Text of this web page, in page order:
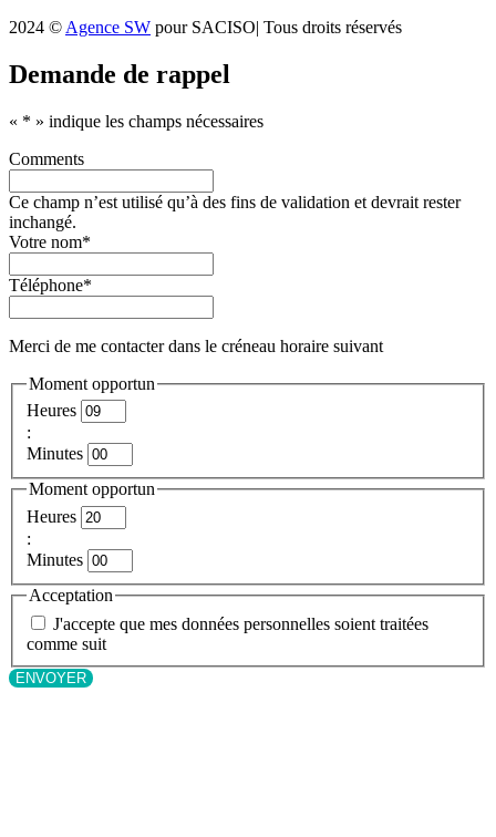
2024 © Agence SW pour SACISO| Tous droits réservés
Demande de rappel
« * » indique les champs nécessaires
Comments
Ce champ n’est utilisé qu’à des fins de validation et devrait rester
inchangé.
Votre nom*
Téléphone*
Merci de me contacter dans le créneau horaire suivant
Moment opportun
Heures
:
Minutes
Moment opportun
Heures
:
Minutes
Acceptation
J'accepte que mes données personnelles soient traitées
comme suit